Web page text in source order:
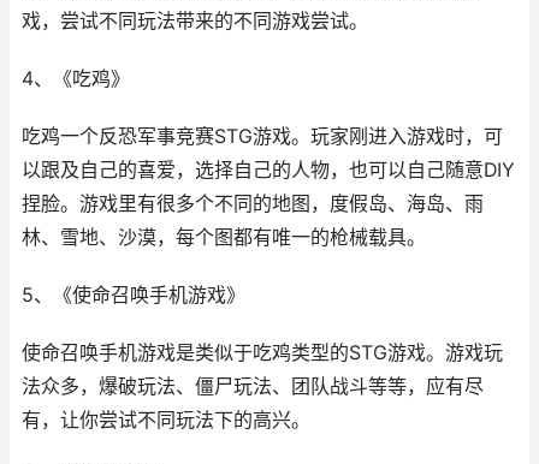
戏，尝试不同玩法带来的不同游戏尝试。
4、《吃鸡》
吃鸡一个反恐军事竞赛STG游戏。玩家刚进入游戏时，可
以跟及自己的喜爱，选择自己的人物，也可以自己随意DIY
捏脸。游戏里有很多个不同的地图，度假岛、海岛、雨
林、雪地、沙漠，每个图都有唯一的枪械载具。
5、《使命召唤手机游戏》
使命召唤手机游戏是类似于吃鸡类型的STG游戏。游戏玩
法众多，爆破玩法、僵尸玩法、团队战斗等等，应有尽
有，让你尝试不同玩法下的高兴。